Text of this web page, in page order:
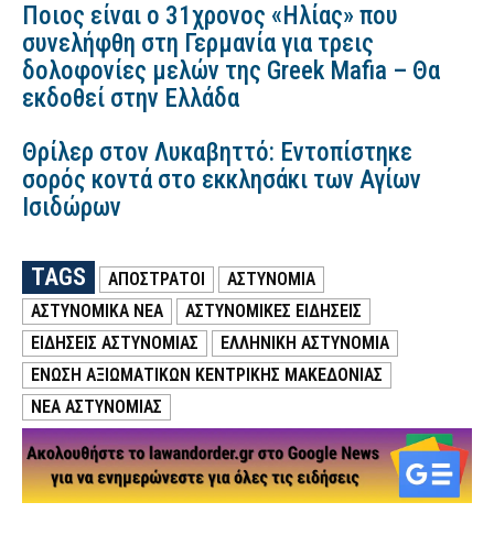
Ποιος είναι ο 31χρονος «Ηλίας» που
συνελήφθη στη Γερμανία για τρεις
δολοφονίες μελών της Greek Mafia – Θα
εκδοθεί στην Ελλάδα
Θρίλερ στον Λυκαβηττό: Εντοπίστηκε
σορός κοντά στο εκκλησάκι των Αγίων
Ισιδώρων
TAGS ΑΠΟΣΤΡΑΤΟΙ
ΑΣΤΥΝΟΜΙΑ
ΑΣΤΥΝΟΜΙΚΑ ΝΕΑ
ΑΣΤΥΝΟΜΙΚΕΣ ΕΙΔΗΣΕΙΣ
ΕΙΔΗΣΕΙΣ ΑΣΤΥΝΟΜΙΑΣ
ΕΛΛΗΝΙΚΗ ΑΣΤΥΝΟΜΙΑ
ΕΝΩΣΗ ΑΞΙΩΜΑΤΙΚΩΝ ΚΕΝΤΡΙΚΗΣ ΜΑΚΕΔΟΝΙΑΣ
ΝΕΑ ΑΣΤΥΝΟΜΙΑΣ